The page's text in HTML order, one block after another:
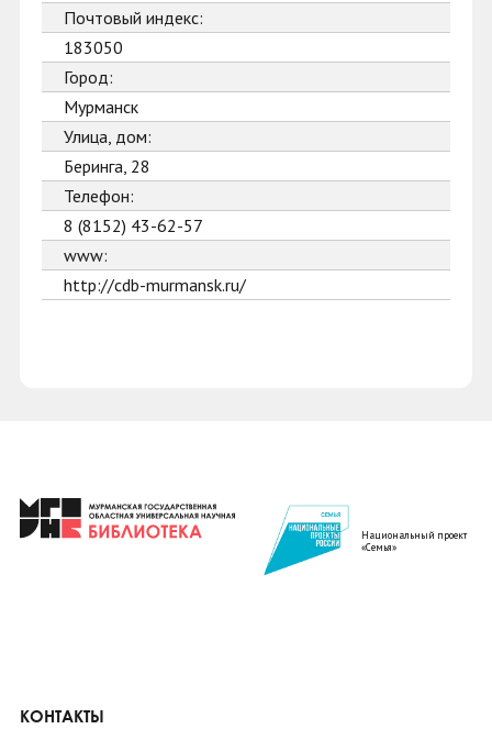
Почтовый индекс:
183050
Город:
Мурманск
Улица, дом:
Беринга, 28
Телефон:
8 (8152) 43-62-57
www:
http://cdb-murmansk.ru/
Национальный проект
«Семья»
КОНТАКТЫ